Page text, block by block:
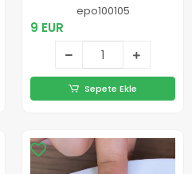
Baskül Terazi Tartı
epo100105
9 EUR
Sepete Ekle